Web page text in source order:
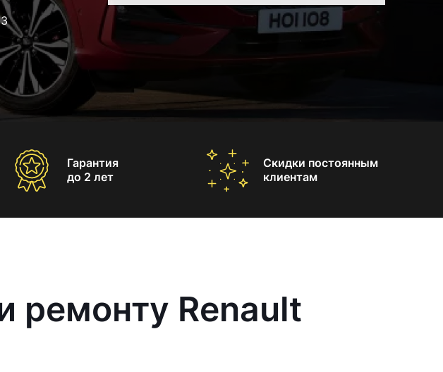
Гарантия
до 2 лет
Скидки постоянным
клиентам
ремонту Renault